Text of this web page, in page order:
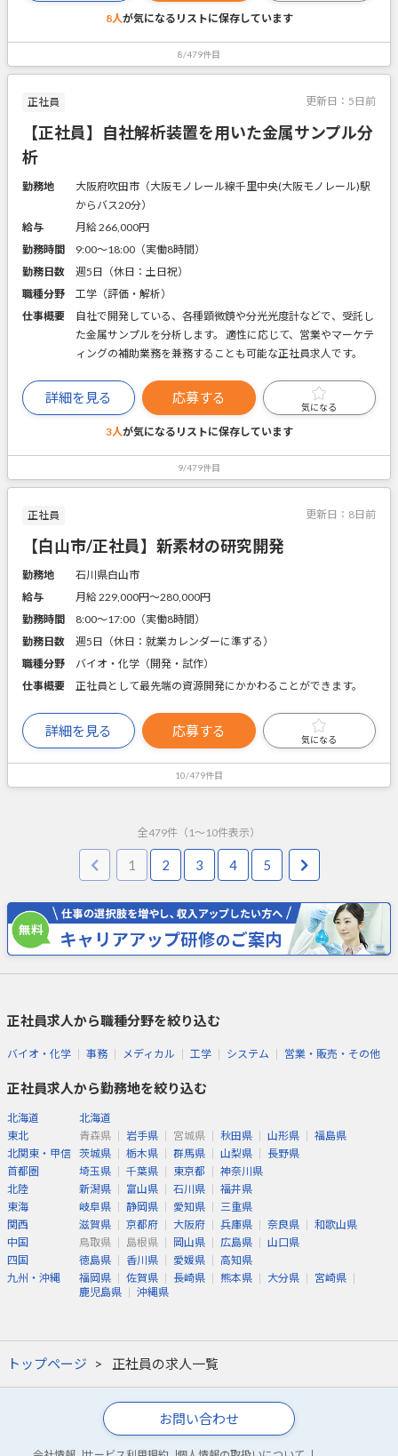
8人が気になるリストに保存しています
8/479件目
正社員 更新日： 5日前
【正社員】自社解析装置を用いた金属サンプル分
析
勤務地
大阪府吹田市（大阪モノレール線千里中央(大阪モノレール)駅
からバス20分）
給与
月給 266,000円
勤務時間
9:00～18:00（実働8時間）
勤務日数
週5日（休日：土日祝）
職種分野
工学（評価・解析）
仕事概要
自社で開発している、各種顕微鏡や分光光度計などで、受託し
た金属サンプルを分析します。 適性に応じて、営業やマーケテ
ィングの補助業務を兼務することも可能な正社員求人です。
詳細を見る 応募する
気になる
3人が気になるリストに保存しています
9/479件目
正社員 更新日： 8日前
【白山市/正社員】新素材の研究開発
勤務地
石川県白山市
給与
月給 229,000円〜280,000円
勤務時間
8:00～17:00（実働8時間）
勤務日数
週5日（休日：就業カレンダーに準ずる）
職種分野
バイオ・化学（開発・試作）
仕事概要
正社員として最先端の資源開発にかかわることができます。
詳細を見る 応募する
気になる
10/479件目
全479件（ 1 ～ 10件表示）
1 2 3 4 5
正社員求人から職種分野を絞り込む
バイオ・化学 事務 メディカル 工学 システム 営業・販売・その他
正社員求人から勤務地を絞り込む
北海道
北海道
東北
青森県 岩手県 宮城県 秋田県 山形県
福島県
北関東・甲信
茨城県 栃木県 群馬県 山梨県
長野県
首都圏
埼玉県 千葉県 東京都
神奈川県
北陸
新潟県 富山県 石川県
福井県
東海
岐阜県 静岡県 愛知県
三重県
関西
滋賀県 京都府 大阪府 兵庫県 奈良県
和歌山県
中国
鳥取県 島根県 岡山県 広島県
山口県
四国
徳島県 香川県 愛媛県
高知県
九州・沖縄
福岡県 佐賀県 長崎県 熊本県 大分県
宮崎県
鹿児島県
沖縄県
トップページ 正社員の求人一覧
お問い合わせ